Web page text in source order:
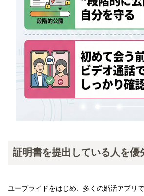
証明書を提出している人を優
ユーブライドをはじめ、多くの婚活アプリ